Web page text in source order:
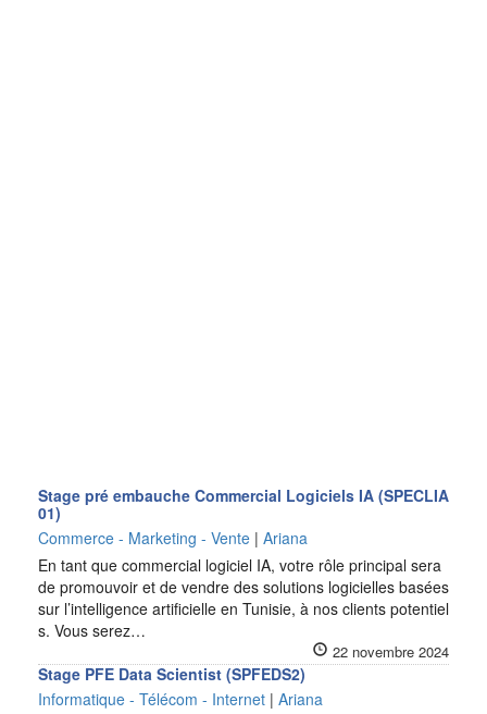
Stage pré embauche Commercial Logiciels IA (SPECLIA
01)
Commerce - Marketing - Vente | Ariana
En tant que commercial logiciel IA, votre rôle principal sera
de promouvoir et de vendre des solutions logicielles basées
sur l’intelligence artificielle en Tunisie, à nos clients potentiel
s. Vous serez…
22 novembre 2024
Stage PFE Data Scientist (SPFEDS2)
Informatique - Télécom - Internet | Ariana